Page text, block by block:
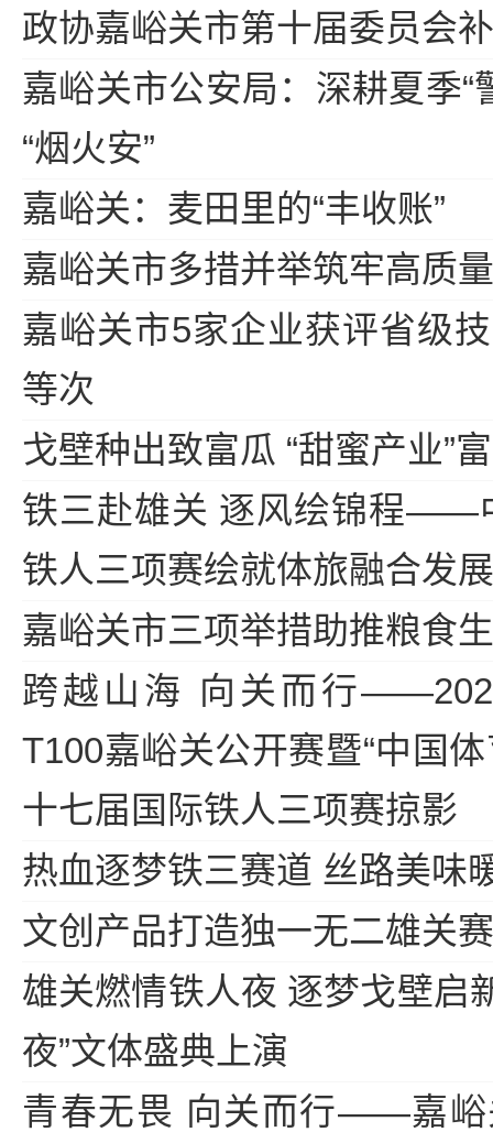
政协嘉峪关市第十届委员会
嘉峪关市公安局：深耕夏季“
“烟火安”
嘉峪关：麦田里的“丰收账”
嘉峪关市多措并举筑牢高质
嘉峪关市5家企业获评省级
等次
戈壁种出致富瓜 “甜蜜产业”
铁三赴雄关 逐风绘锦程——
铁人三项赛绘就体旅融合发
嘉峪关市三项举措助推粮食
跨越山海 向关而行
T100嘉峪关公开赛暨“中国
十七届国际铁人三项赛掠影
热血逐梦铁三赛道 丝路美味
文创产品打造独一无二雄关
雄关燃情铁人夜 逐梦戈壁启
夜”文体盛典上演
青春无畏 向关而行——嘉峪